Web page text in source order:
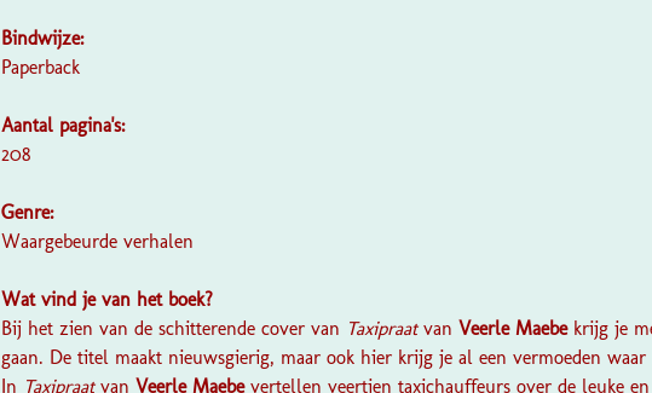
Bindwijze:
Paperback
Aantal pagina's:
208
Genre:
Waargebeurde verhalen
Wat vind je van het boek?
Bij het zien van de schitterende cover van Taxipraat van Veerle Maebe krijg je
gaan. De titel maakt nieuwsgierig, maar ook hier krijg je al een vermoeden
In Taxipraat van Veerle Maebe vertellen veertien taxichauffeurs over de leuke